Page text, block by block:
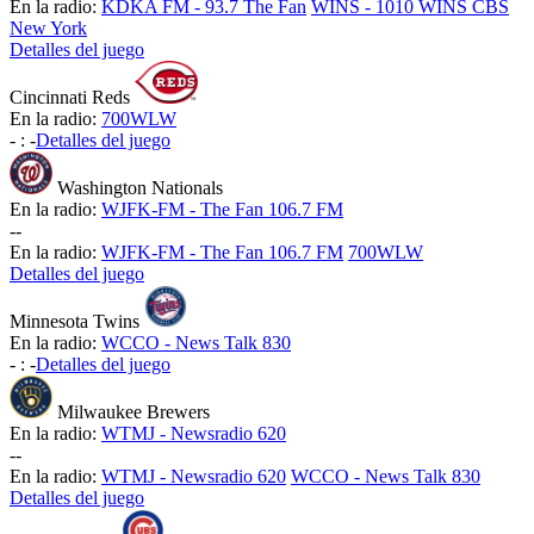
En la radio: KDKA FM - 93.7 The Fan WINS - 1010 WINS CBS
New York
Detalles del juego
Cincinnati Reds
En la radio: 700WLW
- : -Detalles del juego
Washington Nationals
En la radio: WJFK-FM - The Fan 106.7 FM
--
En la radio: WJFK-FM - The Fan 106.7 FM 700WLW
Detalles del juego
Minnesota Twins
En la radio: WCCO - News Talk 830
- : -Detalles del juego
Milwaukee Brewers
En la radio: WTMJ - Newsradio 620
--
En la radio: WTMJ - Newsradio 620 WCCO - News Talk 830
Detalles del juego